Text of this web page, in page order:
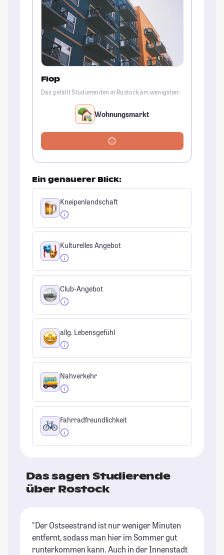
Flop
Das gefällt Studierenden in Rostock am wenigsten:
Wohnungsmarkt
Ein genauerer Blick:
Kneipenlandschaft
Kulturelles Angebot
Club-Angebot
allg. Lebensgefühl
Nahverkehr
Fahrradfreundlichkeit
Das sagen Studierende
über Rostock
"Der Ostseestrand ist nur weniger Minuten
entfernt, sodass man hier im Sommer gut
runterkommen kann. Auch in der Innenstadt